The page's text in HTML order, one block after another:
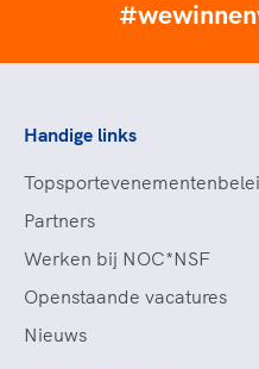
Handige links
Partners
Werken bij NOC*NSF
Openstaande vacatures
Nieuws